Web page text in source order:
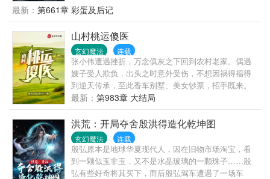
杀猪开始，一步步踏上无敌之路。以一把朴实无华的
杀猪刀。碎灭魔器神器，斩尽天下妖魔。多年之后，
李秋夜立于邪魔尸山之上。凝望那吞噬星河的不可名
状之神。缓缓拔出了杀猪刀。只听他口中忽吟：“早岁
已知世事艰，仍许飞鸿荡云间。……今朝一刀云卸
甲，斩妖斩魔也斩天！”……“像他这般出色的男人，无
论走到哪都像是漆黑夜空的萤火虫，那么鲜明，那么
出色。”——某仙子“他是万中无一的练武奇才，我这辈
子最大的成就就是收了他当徒弟。”——某屠户“他当时
我，我上有老下有小，他居然说，那就把我全家都杀
光，这还有王法吗？还有法律吗？”——已成灰的某邪
魔“我普普通通，就是个杀猪的。”——李秋夜
最新： 第661章 彩蛋及后记
山村桃运傻医
玄幻魔法 连载
张小伟遭遇挫折，万念俱灰之下回到农村老家。偶遇
嫂子受人欺负，出头之时意外受伤，不想因祸得福得
到逆天传承，至此香车别墅、美女钞票，招手既来。
最新： 第983章 大结局
洪荒：开局夺舍殷洪得造化乾坤图
玄幻魔法 连载
殷弘原本是地球华夏现代人，因在旧物市场淘宝，看
到一颗似玉非玉，又不是水晶玻璃的一颗珠子……殷
弘有些好奇将其买下，而后殷弘驾车遭遇了一场车